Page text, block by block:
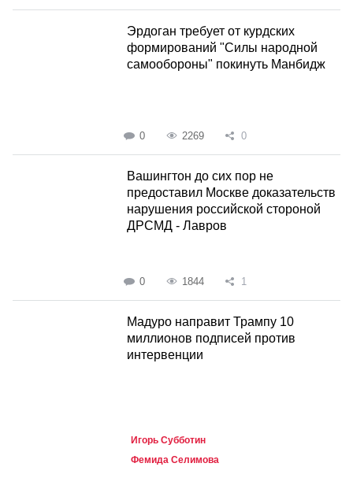
Эрдоган требует от курдских
формирований "Силы народной
самообороны" покинуть Манбидж
0 2269 0
Вашингтон до сих пор не
предоставил Москве доказательств
нарушения российской стороной
ДРСМД - Лавров
0 1844 1
Мадуро направит Трампу 10
миллионов подписей против
интервенции
Игорь Субботин
Фемида Селимова